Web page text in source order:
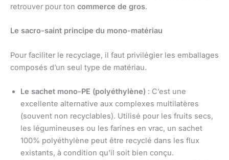
retrouver pour ton commerce de gros.
Le sacro-saint principe du mono-matériau
Pour faciliter le recyclage, il faut privilégier les emballages
composés d’un seul type de matériau.
Le sachet mono-PE (polyéthylène) : C’est une
excellente alternative aux complexes multilatères
(souvent non recyclables). Utilisé pour les fruits secs,
les légumineuses ou les farines en vrac, un sachet
100% polyéthylène peut être recyclé dans les flux
existants, à condition qu’il soit bien conçu.